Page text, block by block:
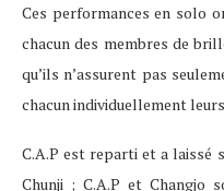
Ces performances en solo
chacun des membres de
qu’ils n’assurent pas
chacun individuellement
C.A.P est reparti et a laissé
Chunji ; C.A.P et Changjo